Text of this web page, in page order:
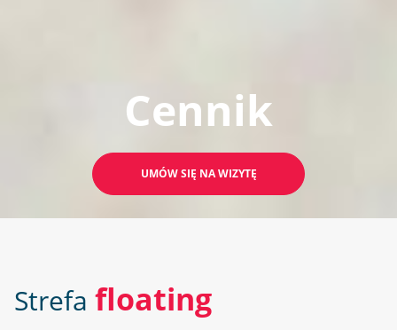
Cennik
UMÓW SIĘ NA WIZYTĘ
Strefa floating